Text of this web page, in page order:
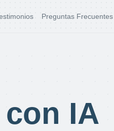
Preguntas Frecuentes
IA